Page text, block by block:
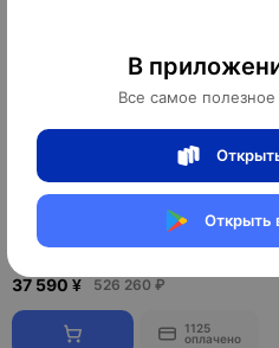
В
Все самое полезное
Открыть
Обеденная группа для кухни
Foltcha. Стол + 6 стульев
1
37 590 ¥ 526 260 ₽
1125
оплачено